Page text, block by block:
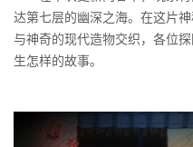
达第七层的幽深之海。在这片
与神奇的现代造物交织，各位
生怎样的故事。